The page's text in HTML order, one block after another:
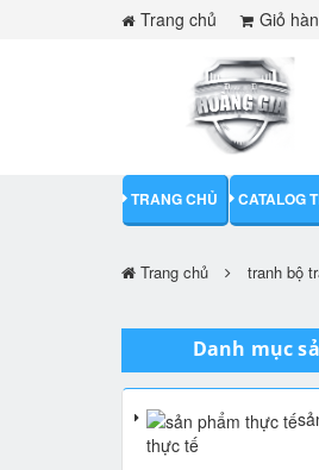
Trang chủ Giỏ
TRANG CHỦ CATALOG
Trang chủ tranh bộ
Danh mục
thực tế